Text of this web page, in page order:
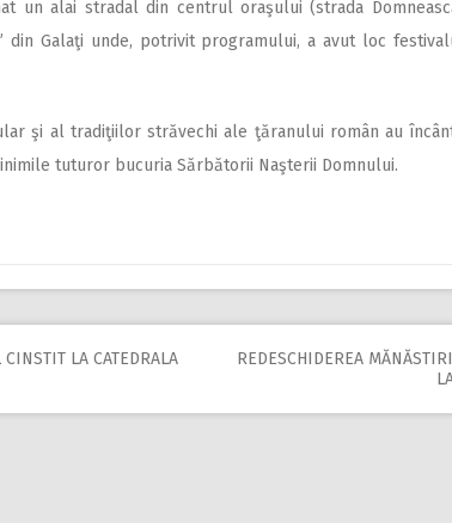
un alai stradal din centrul oraşului (strada
din Galaţi unde, potrivit programului, a avut loc
şi al tradiţiilor străvechi ale ţăranului român au
tuturor bucuria Sărbătorii Naşterii Domnului.
LA CATEDRALA
REDESCHIDEREA